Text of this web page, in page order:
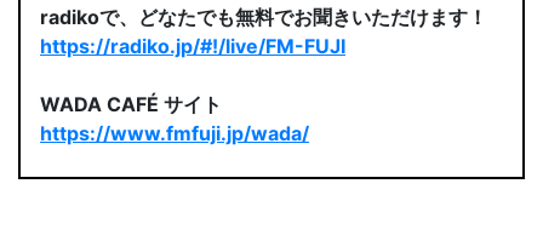
radikoで、どなたでも無料でお聞きいただけます！
https://radiko.jp/#!/live/FM-FUJI
WADA CAFÉ サイト
https://www.fmfuji.jp/wada/